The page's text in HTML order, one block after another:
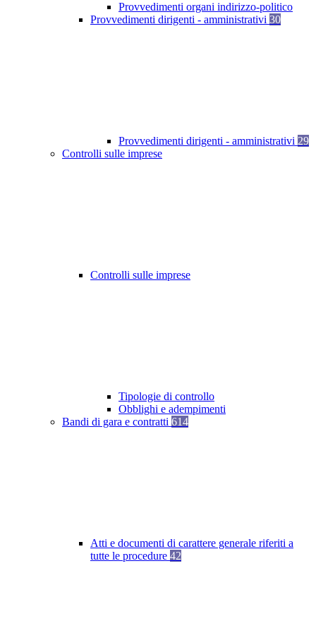
Provvedimenti organi indirizzo-politico
Provvedimenti dirigenti - amministrativi 30
Provvedimenti dirigenti - amministrativi 29
Controlli sulle imprese
Controlli sulle imprese
Tipologie di controllo
Obblighi e adempimenti
Bandi di gara e contratti 614
Atti e documenti di carattere generale riferiti a
tutte le procedure 42